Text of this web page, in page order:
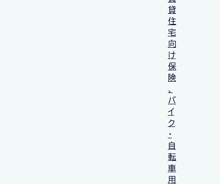
貸
住
宅
向
け
保
険
、
バ
イ
ク
・
自
転
車
用